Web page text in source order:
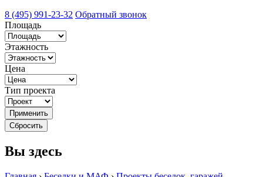
8 (495) 991-23-32 Обратный звонок
Площадь
Этажность
Цена
Тип проекта
Вы здесь